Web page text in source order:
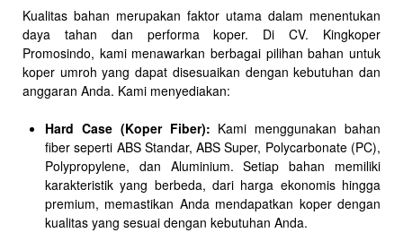
Kualitas bahan merupakan faktor utama dalam menentukan
daya tahan dan performa koper. Di CV. Kingkoper
Promosindo, kami menawarkan berbagai pilihan bahan untuk
koper umroh yang dapat disesuaikan dengan kebutuhan dan
anggaran Anda. Kami menyediakan:
Hard Case (Koper Fiber): Kami menggunakan bahan
fiber seperti ABS Standar, ABS Super, Polycarbonate (PC),
Polypropylene, dan Aluminium. Setiap bahan memiliki
karakteristik yang berbeda, dari harga ekonomis hingga
premium, memastikan Anda mendapatkan koper dengan
kualitas yang sesuai dengan kebutuhan Anda.